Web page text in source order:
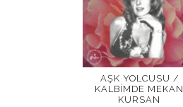
AŞK YOLCUSU /
KALBIMDE MEKAN
KURSAN